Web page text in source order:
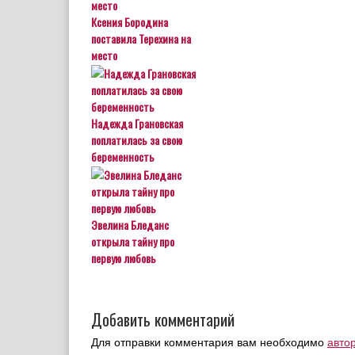
Ксения Бородина
поставила Терехина на
место
Надежда Грановская
поплатилась за свою
беременность
Эвелина Бледанс
открыла тайну про
первую любовь
Добавить комментарий
Для отправки комментария вам необходимо